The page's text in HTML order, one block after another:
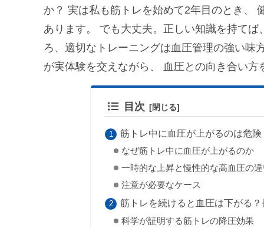
か？ 実は私も筋トレを始めて2年目のとき、
あります。 でも大丈夫。正しい知識を持てば
ろ、適切なトレーニングは血圧管理の強い味
が実体験を交えながら、 血圧との向き合い方
目次
筋トレ中に血圧が上がるのは危
なぜ筋トレ中に血圧が上がるのか
一時的な上昇と慢性的な高血圧の
注意が必要なケース
筋トレを続けると血圧は下がる
科学が証明する筋トレの降圧効果